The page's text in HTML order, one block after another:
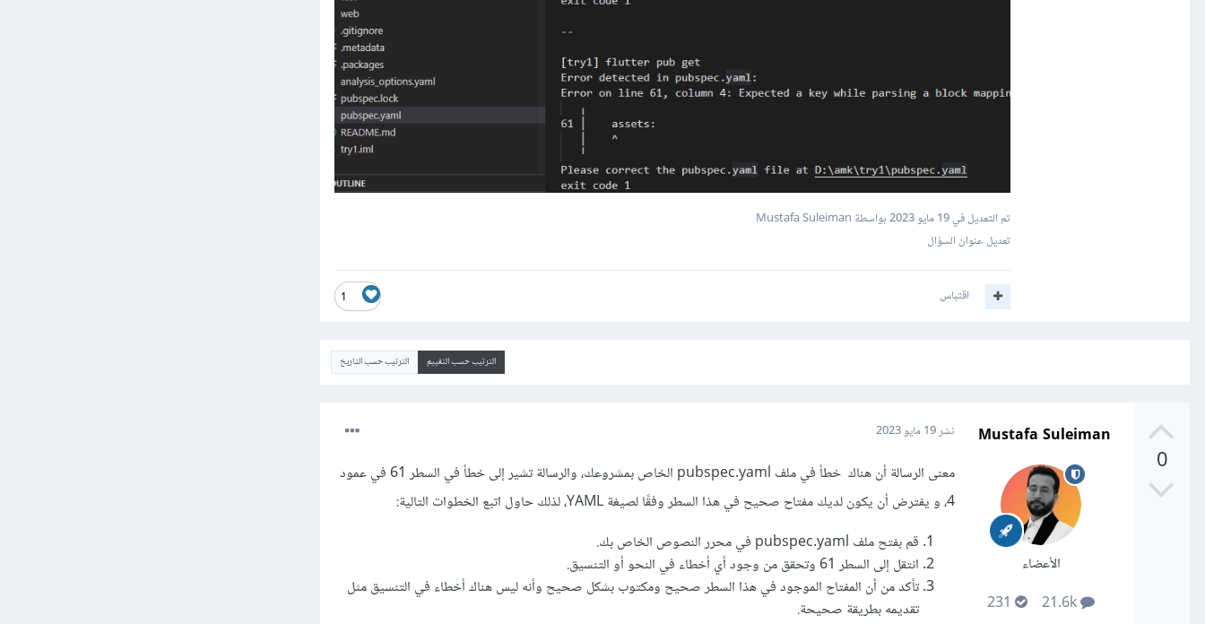
تم التعديل في19 مايو 2023
بواسطة Mustafa Suleiman
تعديل عنوان السؤال
1 اقتباس
الترتيب حسب التقييم الترتيب حسب التاريخ
0
Mustafa Suleiman
الأعضاء
نشر19 مايو 2023
معنى الرسالة أن هناك خطأ في ملف pubspec.yaml الخاص بمشروعك، والرسالة تشير إلى خطأ في السطر 61 في عمود
4، و يفترض أن يكون لديك مفتاح صحيح في هذا السطر وفقًا لصيغة YAML، لذلك حاول اتبع الخطوات التالية:
قم بفتح ملف pubspec.yaml في محرر النصوص الخاص بك.
انتقل إلى السطر 61 وتحقق من وجود أي أخطاء في النحو أو التنسيق.
تأكد من أن المفتاح الموجود في هذا السطر صحيح ومكتوب بشكل صحيح وأنه ليس هناك أخطاء في التنسيق مثل
تقديمه بطريقة صحيحة.